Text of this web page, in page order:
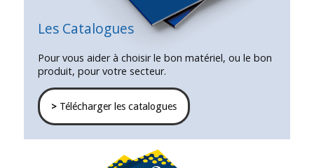
Les Catalogues
Pour vous aider à choisir le bon matériel, ou le bon
produit, pour votre secteur.
>Télécharger les catalogues